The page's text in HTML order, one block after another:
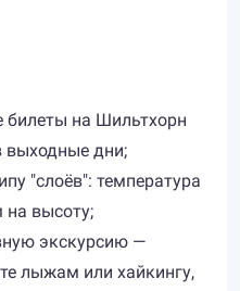
билеты на Шильтхорн
выходные дни;
"слоёв": температура
на высоту;
экскурсию —
лыжам или хайкингу,